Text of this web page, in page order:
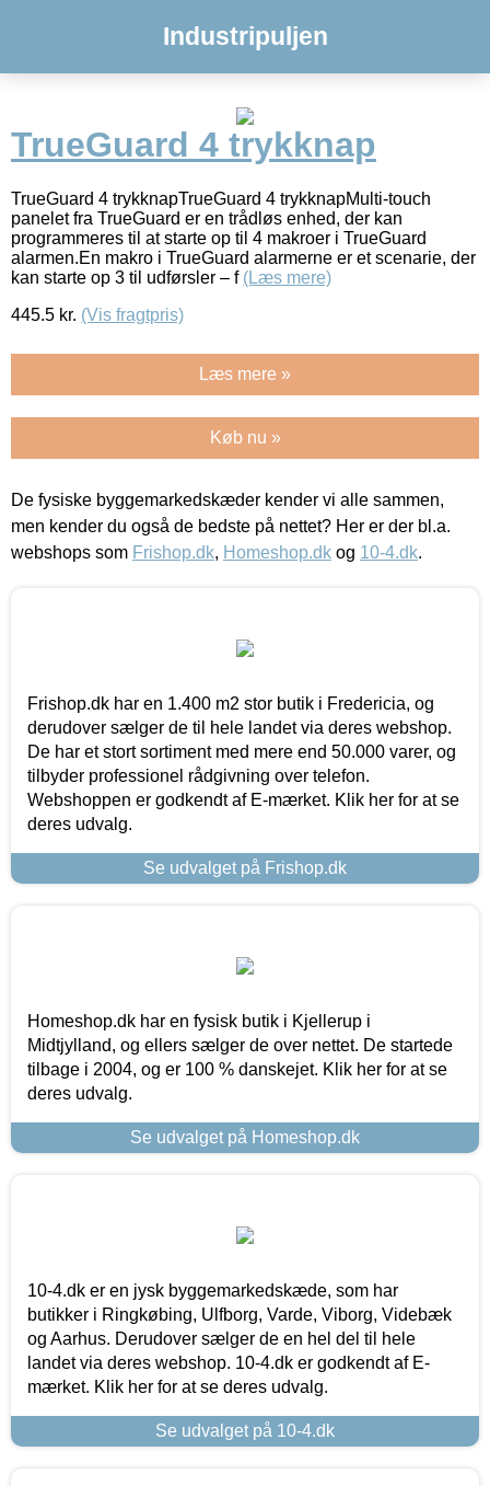
Industripuljen
TrueGuard 4 trykknap
TrueGuard 4 trykknapTrueGuard 4 trykknapMulti-touch
panelet fra TrueGuard er en trådløs enhed, der kan
programmeres til at starte op til 4 makroer i TrueGuard
alarmen.En makro i TrueGuard alarmerne er et scenarie, der
kan starte op 3 til udførsler – f (Læs mere)
445.5 kr. (Vis fragtpris)
Læs mere »
Køb nu »
De fysiske byggemarkedskæder kender vi alle sammen,
men kender du også de bedste på nettet? Her er der bl.a.
webshops som Frishop.dk, Homeshop.dk og 10-4.dk.
Frishop.dk har en 1.400 m2 stor butik i Fredericia, og
derudover sælger de til hele landet via deres webshop.
De har et stort sortiment med mere end 50.000 varer, og
tilbyder professionel rådgivning over telefon.
Webshoppen er godkendt af E-mærket. Klik her for at se
deres udvalg.
Se udvalget på Frishop.dk
Homeshop.dk har en fysisk butik i Kjellerup i
Midtjylland, og ellers sælger de over nettet. De startede
tilbage i 2004, og er 100 % danskejet. Klik her for at se
deres udvalg.
Se udvalget på Homeshop.dk
10-4.dk er en jysk byggemarkedskæde, som har
butikker i Ringkøbing, Ulfborg, Varde, Viborg, Videbæk
og Aarhus. Derudover sælger de en hel del til hele
landet via deres webshop. 10-4.dk er godkendt af E-
mærket. Klik her for at se deres udvalg.
Se udvalget på 10-4.dk